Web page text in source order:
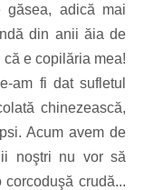
găsea, adică mai
din anii ăia de
e copilăria mea!
am fi dat sufletul
chinezească,
Acum avem de
noştri nu vor să
crudă...